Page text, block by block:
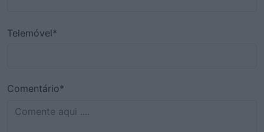
Telemóvel*
Comentário*